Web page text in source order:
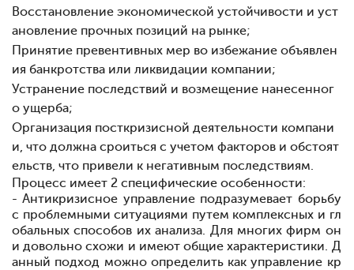
Восстановление экономической устойчивости и уст
ановление прочных позиций на рынке;
Принятие превентивных мер во избежание объявлен
ия банкротства или ликвидации компании;
Устранение последствий и возмещение нанесенног
о ущерба;
Организация посткризисной деятельности компани
и, что должна сроиться с учетом факторов и обстоят
ельств, что привели к негативным последствиям.
Процесс имеет 2 специфические особенности:
- Антикризисное управление подразумевает борьбу
с проблемными ситуациями путем комплексных и гл
обальных способов их анализа. Для многих фирм он
и довольно схожи и имеют общие характеристики. Д
анный подход можно определить как управление кр